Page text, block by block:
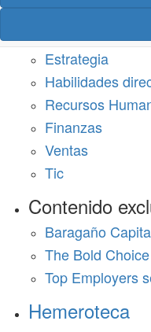
Estrategia
Habilidades
Recursos
Finanzas
Ventas
Tic
Contenido
Baragaño
The Bold
Top Employers
Hemeroteca